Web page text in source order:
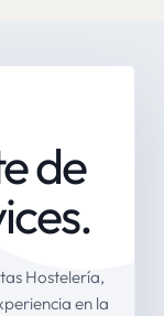
de
Hostelería,
en la